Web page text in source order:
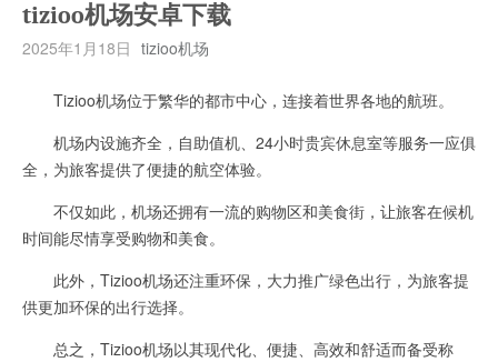
tizioo机场安卓下载
2025年1月18日 tizioo机场
Tizioo机场位于繁华的都市中心，连接着世界各地的航班。
机场内设施齐全，自助值机、24小时贵宾休息室等服务一应俱
全，为旅客提供了便捷的航空体验。
不仅如此，机场还拥有一流的购物区和美食街，让旅客在候机
时间能尽情享受购物和美食。
此外，Tizioo机场还注重环保，大力推广绿色出行，为旅客提
供更加环保的出行选择。
总之，Tizioo机场以其现代化、便捷、高效和舒适而备受称